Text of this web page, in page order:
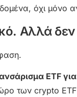
όχι μόνο
Αλλά
ETF
των crypto